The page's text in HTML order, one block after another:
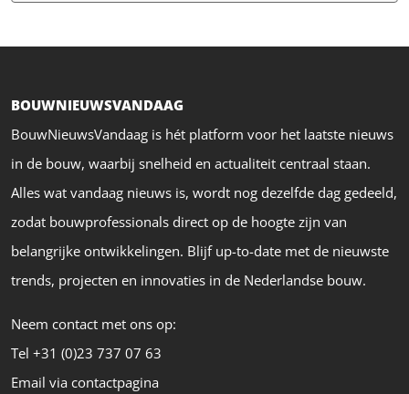
BOUWNIEUWSVANDAAG
BouwNieuwsVandaag is hét platform voor het laatste nieuws
in de bouw, waarbij snelheid en actualiteit centraal staan.
Alles wat vandaag nieuws is, wordt nog dezelfde dag gedeeld,
zodat bouwprofessionals direct op de hoogte zijn van
belangrijke ontwikkelingen. Blijf up-to-date met de nieuwste
trends, projecten en innovaties in de Nederlandse bouw.
Neem contact met ons op:
Tel +31 (0)23 737 07 63
Email via contactpagina